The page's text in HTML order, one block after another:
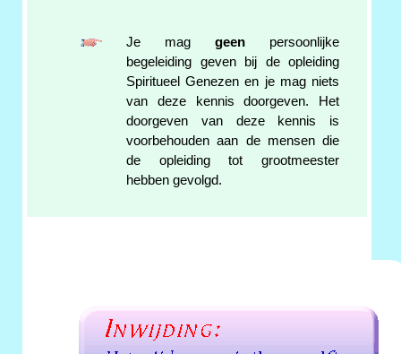
Je mag geen persoonlijke
begeleiding geven bij de opleiding
Spiritueel Genezen en je mag niets
van deze kennis doorgeven. Het
doorgeven van deze kennis is
voorbehouden aan de mensen die
de opleiding tot grootmeester
hebben gevolgd.